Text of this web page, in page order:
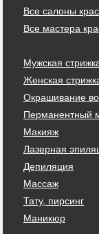
Все салоны
Все мастера
Мужская
Женская
Окрашивание
Перманентный
Макияж
Лазерная
Депиляция
Массаж
Тату, пирсинг
Маникюр